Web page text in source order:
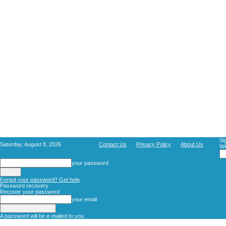
Saturday, August 8, 2026 Contact Us Privacy Policy About Us
your password
Forgot your password? Get help
Password recovery
Recover your password
your email
A password will be e-mailed to you.